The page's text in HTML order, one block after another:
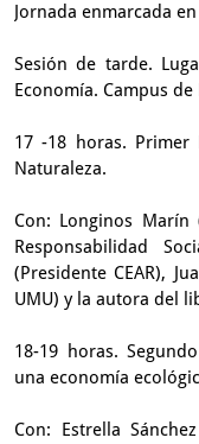
Jornada enmarcada
Sesión de tarde.
Economía. Campus
17 -18 horas. Primer
Naturaleza.
Con: Longinos Marín
Responsabilidad
(Presidente CEAR),
UMU) y la autora del
18-19 horas.
una economía
Con: Estrella